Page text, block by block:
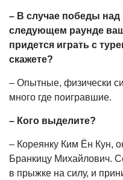
– В случае победы
следующем раунде
придется играть с
скажете?
– Опытные, физически
много где поигравшие.
– Кого выделите?
– Кореянку Ким Ён Кун,
Бранкицу Михайлович.
в прыжке на силу, и